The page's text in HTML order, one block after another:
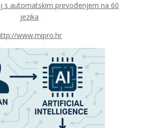
s automatskim prevođenjem na 60
jezika
www.mipro.hr